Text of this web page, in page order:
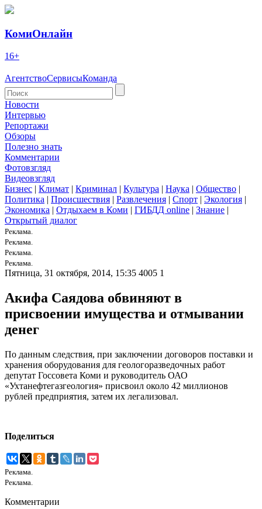
КомиОнлайн
16+
АгентствоСервисыКоманда
Новости
Интервью
Репортажи
Обзоры
Полезно знать
Комментарии
Фотовзгляд
Видеовзгляд
Бизнес | Климат | Криминал | Культура | Наука | Общество |
Политика | Происшествия | Развлечения | Спорт | Экология |
Экономика | Отдыхаем в Коми | ГИБДД online | Знание |
Открытый диалог
Реклама.
Реклама.
Реклама.
Реклама.
Пятница, 31 октября, 2014, 15:35 4005 1
Акифа Саядова обвиняют в
присвоении имущества и отмывании
денег
По данным следствия, при заключении договоров поставки и
хранения оборудования для геологоразведочных работ
депутат Госсовета Коми и руководитель ОАО
«Ухтанефтегазгеология» присвоил около 42 миллионов
рублей предприятия, затем их легализовал.
Поделиться
Реклама.
Реклама.
Комментарии